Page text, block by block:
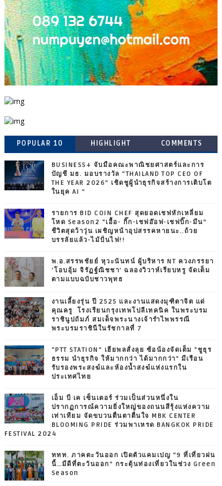
POPULAR 10 HIGHLIGHT COMMENTS
BUSINESS+ จับมือคณะพาณิชยศาสตร์และการ
บัญชี มธ. มอบรางวัล “THAILAND TOP CEO OF
THE YEAR 2026” เชิดชูผู้นำธุรกิจสร้างการเติบโต
ในยุค AI ”
รายการ BID COIN CHEF สุดยอดเชฟหักเหลี่ยม
โหด Season2 “เอื้อ- กิ๊ก-เชฟอ๊อฟ-เชฟบิ๊ก-มีน”
ชีวิตสุดว้าวุ่น เผชิญหน้าอุปสรรคหายนะ..ถ้วย
บรรลัยแล้ว-ไม้ปั่นไฟ!!
พ.อ.สรรพชัยย์ หุวะนันทน์ ผู้บริหาร NT ควงภรรยา
‘โอบอุ้ม จิรัฏฐ์ณิชชา’ ฉลองวิวาห์เรียบหรู จัดเต็ม
ตามแบบฉบับชาวพุทธ
งานเลี้ยงรุ่น ปี 2525 และงานแสดงมุฑิตาจิต แด่
คุณครู โรงเรียนกรุงเทพโปลีเทคนิค ในพระบรม
ราชินูปถัมภ์ สมเด็จพระนางเจ้ารำไพพรรณี
พระบรมราชินีในรัชกาลที่ 7
“PTT STATION” เฮียพลสั่งลุย ซ้อน้องจัดเต็ม "ชูธุร
ธรรม นำธุรกิจ ให้มากกว่า ได้มากกว่า" มีเรือน
รับรองพระสงฆ์และห้องน้ำสงฆ์แห่งแรกใน
ประเทศไทย
เอ็ม บี เค เซ็นเตอร์ ร่วมเป็นส่วนหนึ่งใน
ปรากฏการณ์ความยิ่งใหญ่ของถนนสีรุ้งแห่งความ
เท่าเทียม จัดขบวนตื่นตาตื่นใจ MBK CENTER
BLOOMING PRIDE ร่วมพาเหรด BANGKOK PRIDE
FESTIVAL 2024
ททท. ภาคตะวันออก เปิดตัวแคมเปญ “9 ที่เที่ยวฝน
นี้…มีดีที่ตะวันออก” กระตุ้นท่องเที่ยวในช่วง Green
Season